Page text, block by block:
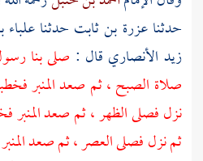
حدثناعزرة بن ثابت حدثنا
زيد الأنصاري قال : صلى بنا
صلاة الصبح ، ثم صعد المنبر
نزل فصلى الظهر ، ثم صعد
ثم نزل فصلى العصر ، ثم صعد